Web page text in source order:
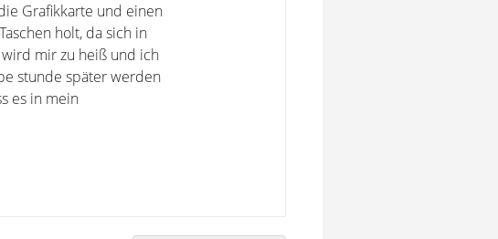
Grafikkarte und einen
holt, da sich in
mir zu heiß und ich
stunde später werden
es in mein